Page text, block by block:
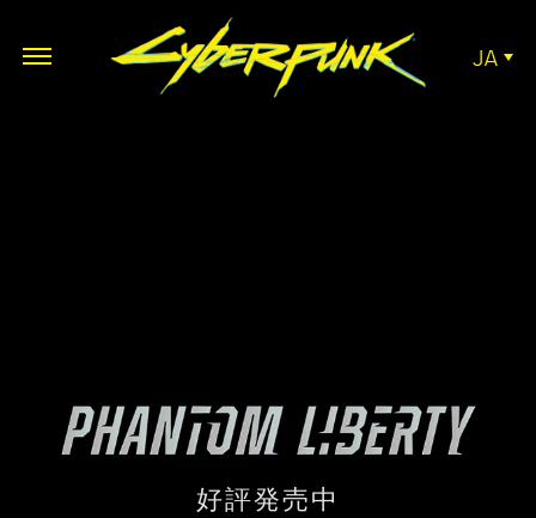
JA
好評発売中